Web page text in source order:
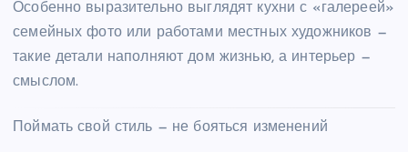
Особенно выразительно выглядят кухни с «галереей»
семейных фото или работами местных художников —
такие детали наполняют дом жизнью, а интерьер —
смыслом.
Поймать свой стиль — не бояться изменений